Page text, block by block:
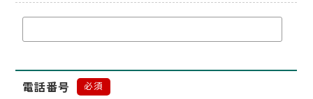
電話番号 必須